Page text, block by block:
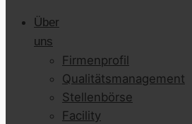
Über
uns
Firmenprofil
Qualitätsmanagement
Stellenbörse
Facility